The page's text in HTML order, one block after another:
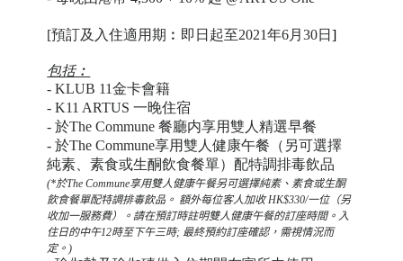
[預訂及入住適用期︰即日起至2021年6月30日]
包括︰
- KLUB 11金卡會籍
- K11 ARTUS 一晚住宿
- 於The Commune 餐廳内享用雙人精選早餐
- 於The Commune享用雙人健康午餐（另可選擇
純素、素食或生酮飲食餐單）配特調排毒飲品
(*於The Commune享用雙人健康午餐另可選擇純素、素食或生酮
飲食餐單配特調排毒飲品。 額外每位客人加收 HK$330/一位（另
收加一服務費）。請在預訂時註明雙人健康午餐的訂座時間。入
住日的中午12時至下午三時; 最終預約訂座確認，需視情況而
定。)